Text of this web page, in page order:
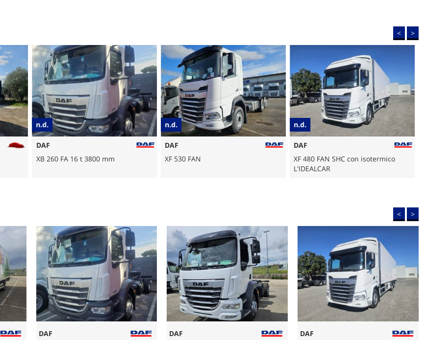
< >
n.d.
DAF
XB 260 FA 16 t 3800 mm
n.d.
DAF
XF 530 FAN
n.d.
DAF
XF 480 FAN SHC con isotermico
L'IDEALCAR
< >
DAF DAF DAF